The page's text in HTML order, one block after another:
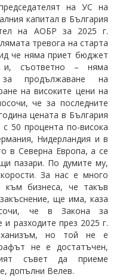
на УС на
капитал в България
на АОБР за 2025 г.
тревога на старта
че няма приет бюджет
и, съответно – няма
продължаване на
на високите цени на
че за последните
цената в България
с 50 процента по-висока
Нидерландия и в
в Северна Европа, а се
пазари. По думите му,
За нас е много
бизнеса, че такъв
ще има, каза
че в Закона за
разходите през 2025 г.
но той не е
не е достатъчен,
съвет да приеме
допълни Велев.